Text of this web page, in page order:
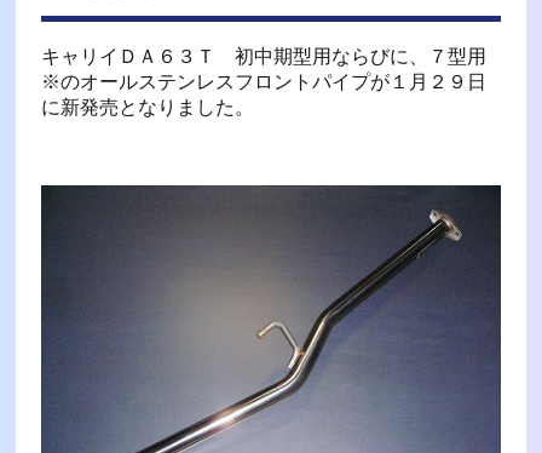
キャリイＤＡ６３Ｔ 初中期型用ならびに、７型用
※のオールステンレスフロントパイプが１月２９日
に新発売となりました。